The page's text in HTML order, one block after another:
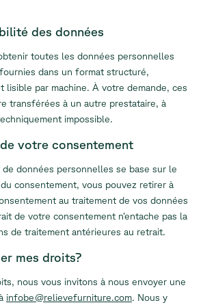
des données
toutes les données personnelles
dans un format structuré,
lisible par machine. À votre demande, ces
transférées à un autre prestataire, à
impossible.
votre consentement
de données personnelles se base sur le
consentement, vous pouvez retirer à
au traitement de vos données
de votre consentement n’entache pas la
de traitement antérieures au retrait.
mes droits?
nous vous invitons à nous envoyer une
infobe@relievefurniture.com. Nous y